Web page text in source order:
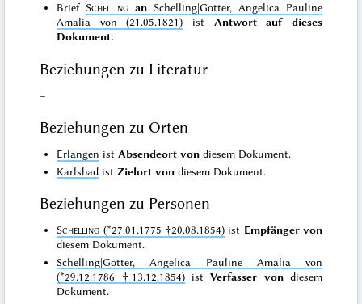
BriefSchelling an Schelling|Gotter, Angelica Pauline
Amalia von (21.05.1821) ist Antwort auf dieses
Dokument.
Beziehungen zu Literatur
–
Beziehungen zu Orten
Erlangen ist Absendeort von diesem Dokument.
Karlsbad istZielort von diesem Dokument.
Beziehungen zu Personen
Schelling (*27.01.1775 †20.08.1854) ist Empfänger von
diesem Dokument.
Schelling|Gotter, Angelica Pauline Amalia von
(*29.12.1786 †13.12.1854)istVerfasser vondiesem
Dokument.